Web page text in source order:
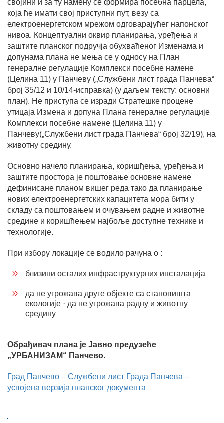
својини и за ту намену се формира посебна парцела,
која ће имати свој приступни пут, везу са
електроенергетском мрежом одговарајућег напонског
нивоа. Концептуални оквир планирања, уређења и
заштите планског подручја обухваћеног Изменама и
допунама плана не мења се у односу на План
генералне регулације Комплекси посебне намене
(Целина 11) у Панчеву („Службени лист града Панчева“
број 35/12 и 10/14-исправка) (у даљем тексту: основни
план). Не приступа се изради Стратешке процене
утицаја Измена и допуна Плана генералне регулације
Комплекси посебне намене (Целина 11) у
Панчеву(„Службени лист града Панчева“ број 32/19), на
животну средину.
Основно начело планирања, коришђења, уређења и
заштите простора је поштовање основне намене
дефинисане планом вишег реда тако да планирање
нових електроенергетских капацитета мора бити у
складу са поштовањем и очувањем радне и животне
средине и коришћењем најбоље доступне технике и
технологије.
При избору локације се водило рачуна о :
близини осталих инфраструктурних инсталација
да не угрожава друге објекте са становишта
екологије · да не угрожава радну и животну
средину
Обрађивач плана је Јавно предузеће
„УРБАНИЗАМ“ Панчево.
Град Панчево – Службени лист Града Панчева –
усвојена верзија планског документа